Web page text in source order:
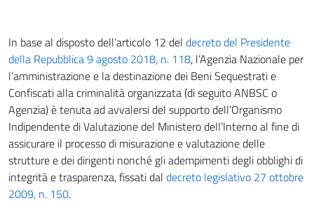
In base al disposto dell’articolo 12 del decreto del Presidente
della Repubblica 9 agosto 2018, n. 118, l’Agenzia Nazionale per
l’amministrazione e la destinazione dei Beni Sequestrati e
Confiscati alla criminalità organizzata (di seguito ANBSC o
Agenzia) è tenuta ad avvalersi del supporto dell’Organismo
Indipendente di Valutazione del Ministero dell’Interno al fine di
assicurare il processo di misurazione e valutazione delle
strutture e dei dirigenti nonché gli adempimenti degli obblighi di
integrità e trasparenza, fissati dal decreto legislativo 27 ottobre
2009, n. 150.